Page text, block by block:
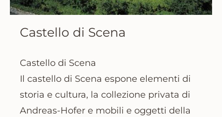
Castello di Scena
Castello di Scena
Il castello di Scena espone elementi di
storia e cultura, la collezione privata di
Andreas-Hofer e mobili e oggetti della